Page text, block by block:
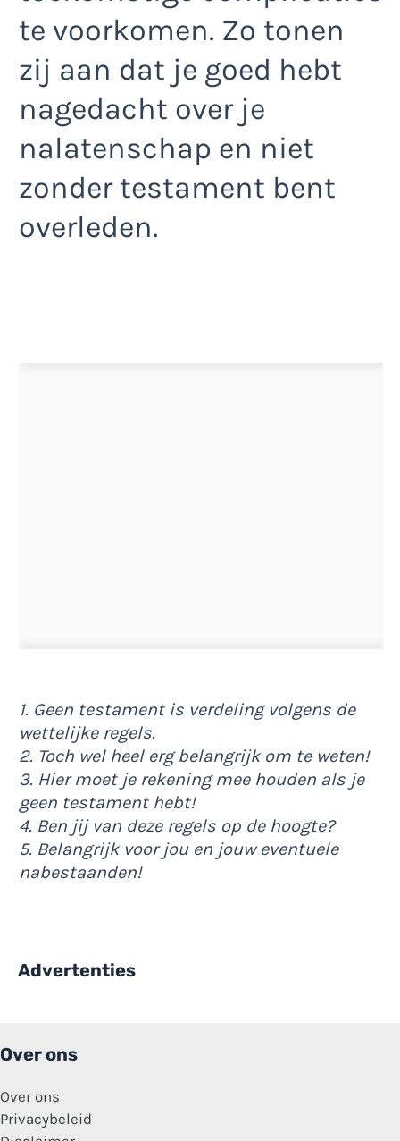
te voorkomen. Zo tonen
zij aan dat je goed hebt
nagedacht over je
nalatenschap en niet
zonder testament bent
overleden.
1. Geen testament is verdeling volgens de
wettelijke regels.
2. Toch wel heel erg belangrijk om te weten!
3. Hier moet je rekening mee houden als je
geen testament hebt!
4. Ben jij van deze regels op de hoogte?
5. Belangrijk voor jou en jouw eventuele
nabestaanden!
Advertenties
Over ons
Over ons
Privacybeleid